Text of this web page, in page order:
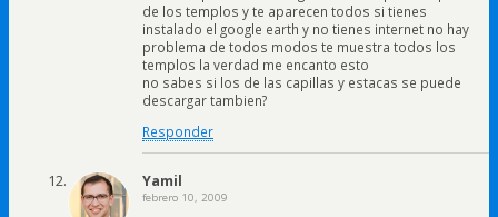
de los templos y te aparecen todos si tienes
instalado el google earth y no tienes internet no hay
problema de todos modos te muestra todos los
templos la verdad me encanto esto
no sabes si los de las capillas y estacas se puede
descargar tambien?
Responder
Yamil
febrero 10, 2009